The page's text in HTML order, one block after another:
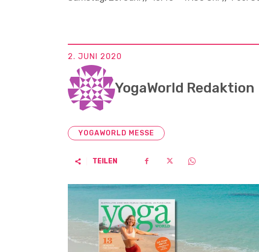
2. JUNI 2020
YogaWorld Redaktion
YOGAWORLD MESSE
TEILEN